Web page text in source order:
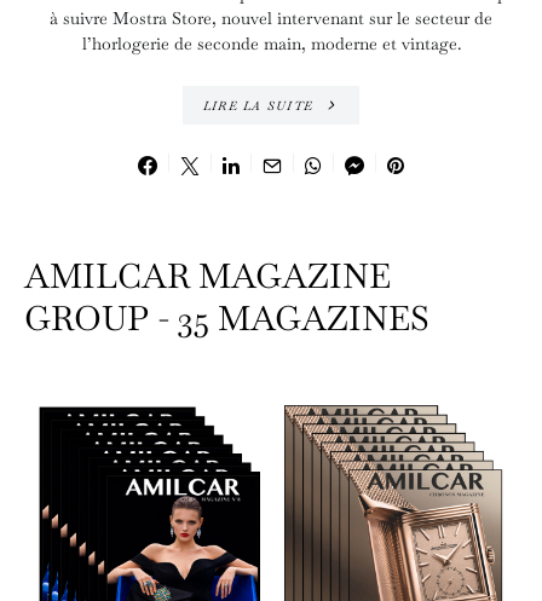
à suivre Mostra Store, nouvel intervenant sur le secteur de
l’horlogerie de seconde main, moderne et vintage.
LIRE LA SUITE
AMILCAR MAGAZINE
GROUP - 35 MAGAZINES